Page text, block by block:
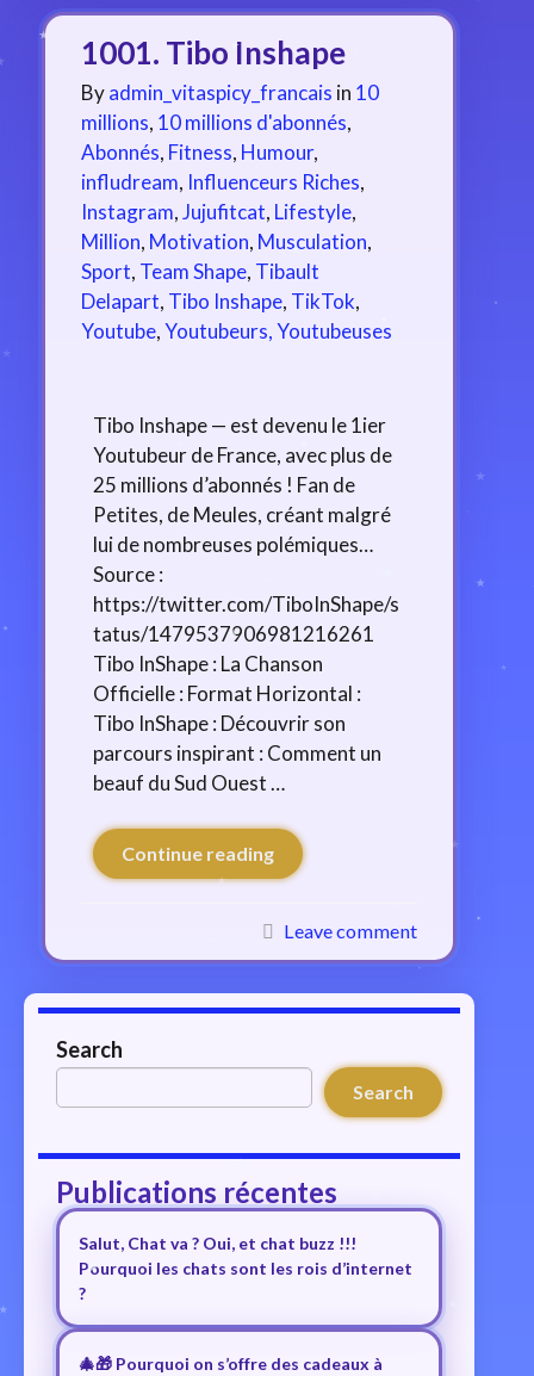
1001. Tibo Inshape
Byadmin_vitaspicy_francais in 10
millions, 10 millions d'abonnés,
Abonnés, Fitness, Humour,
infludream, Influenceurs Riches,
Instagram,Jujufitcat, Lifestyle,
Million, Motivation, Musculation,
Sport, Team Shape, Tibault
Delapart, Tibo Inshape, TikTok,
Youtube,Youtubeurs, Youtubeuses
Tibo Inshape — est devenu le 1ier
Youtubeur de France, avec plus de
25 millions d’abonnés ! Fan de
Petites, de Meules, créant malgré
lui de nombreuses polémiques…
Source :
https://twitter.com/TiboInShape/s
tatus/1479537906981216261
Tibo InShape : La Chanson
Officielle : Format Horizontal :
Tibo InShape : Découvrir son
parcours inspirant : Comment un
beauf du Sud Ouest …
Continue reading
Leave comment
Search
Search
Publications récentes
Salut, Chat va ? Oui, et chat buzz !!!
Pourquoi les chats sont les rois d’internet
?
🎄🎁 Pourquoi on s’offre des cadeaux à